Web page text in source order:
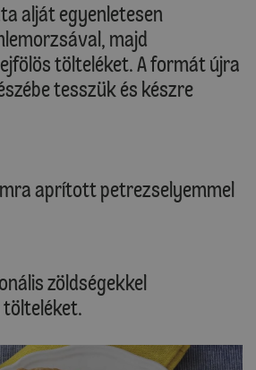
alját egyenletesen
majd
tölteléket. A formát újra
tesszük és készre
aprított petrezselyemmel
zöldségekkel